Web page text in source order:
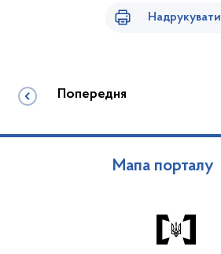
Надрукувати
Попередня
Мапа порталу